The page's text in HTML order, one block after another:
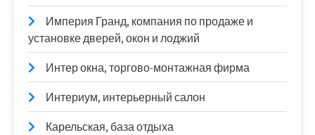
Империя Гранд, компания по продаже и
установке дверей, окон и лоджий
Интер окна, торгово-монтажная фирма
Интериум, интерьерный салон
Карельская, база отдыха